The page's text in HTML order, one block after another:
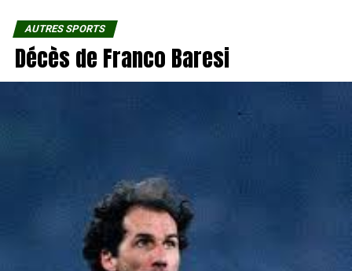
AUTRES SPORTS
Décès de Franco Baresi